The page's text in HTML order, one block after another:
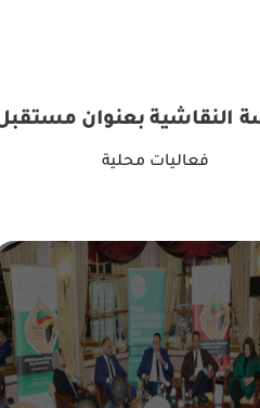
النقاشية بعنوان مستقبل
فعاليات محلية